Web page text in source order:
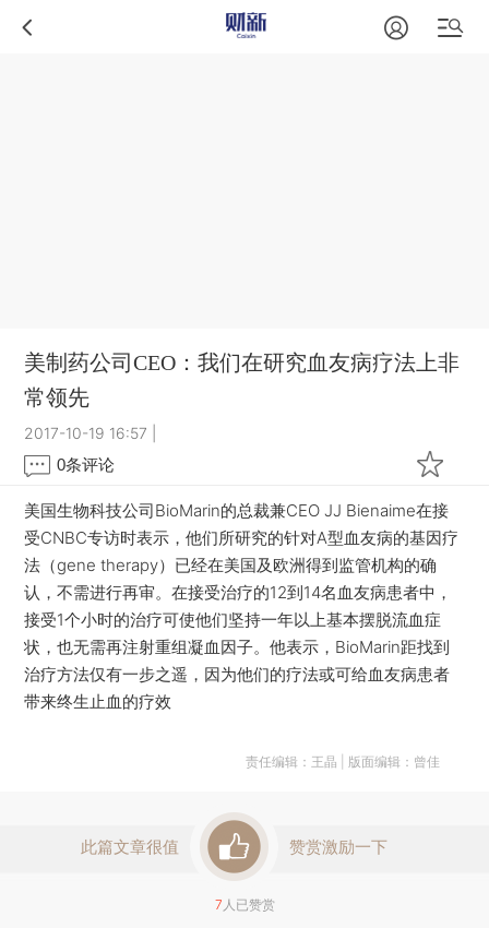
美制药公司CEO：我们在研究血友病疗法上非
常领先
2017-10-19 16:57
0条评论
美国生物科技公司BioMarin的总裁兼CEO JJ Bienaime在接
受CNBC专访时表示，他们所研究的针对A型血友病的基因疗
法（gene therapy）已经在美国及欧洲得到监管机构的确
认，不需进行再审。在接受治疗的12到14名血友病患者中，
接受1个小时的治疗可使他们坚持一年以上基本摆脱流血症
状，也无需再注射重组凝血因子。他表示，BioMarin距找到
治疗方法仅有一步之遥，因为他们的疗法或可给血友病患者
带来终生止血的疗效
责任编辑：王晶 | 版面编辑：曾佳
此篇文章很值 赞赏激励一下
7 人已赞赏